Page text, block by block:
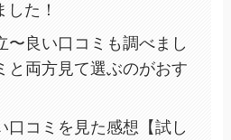
た！
〜良い口コミも調べまし
と両方見て選ぶのがおす
口コミを見た感想【試し